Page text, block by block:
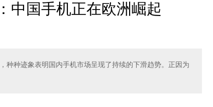
中国手机正在欧洲崛起
种种迹象表明国内手机市场呈现了持续的下滑趋势。正因为